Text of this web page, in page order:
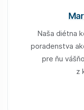
Naša diétna
poradenstva
pre ňu
z